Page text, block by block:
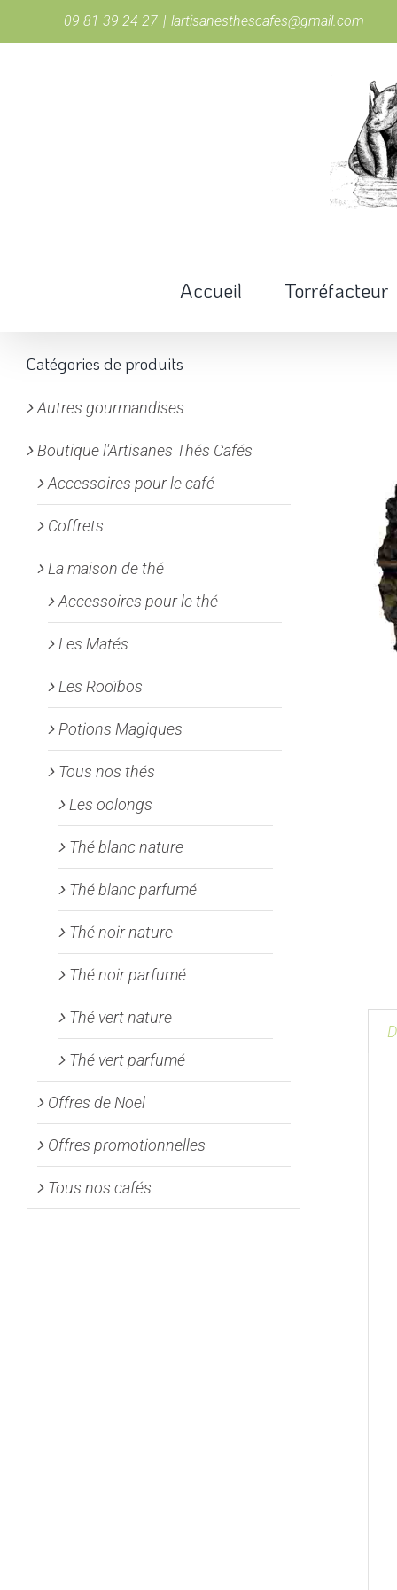
09 81 39 24 27 | lartisanesthescafes@gmail.com
Accueil Torréfacteur
Catégories de produits
Autres gourmandises
Boutique l'Artisanes Thés Cafés
Accessoires pour le café
Coffrets
La maison de thé
Accessoires pour le thé
Les Matés
Les Rooïbos
Potions Magiques
Tous nos thés
Les oolongs
Thé blanc nature
Thé blanc parfumé
Thé noir nature
Thé noir parfumé
Thé vert nature
Thé vert parfumé
Offres de Noel
Offres promotionnelles
Tous nos cafés